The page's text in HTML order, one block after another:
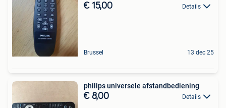
€ 15,00 Details
Brussel 13 dec 25
philips universele afstandbediening
€ 8,00 Details